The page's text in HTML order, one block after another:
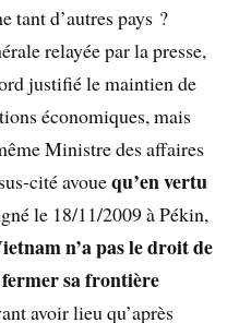
tant d’autres pays ?
relayée par la presse,
justifié le maintien de
économiques, mais
Ministre des affaires
cité avouequ’en vertu
le 18/11/2009 à Pékin,
n’a pas le droit de
sa frontière
avoir lieu qu’après